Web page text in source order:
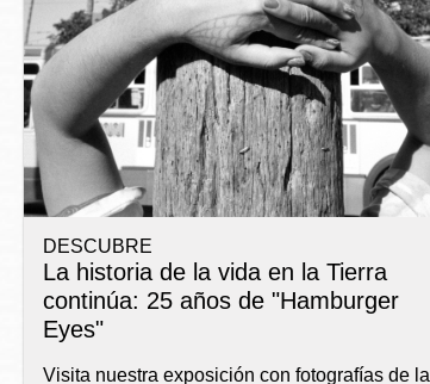
Ocean View
Biblioteca
Ambulante OMI
Ortega
Richmond
Sunset
Treasure Island
DESCUBRE
La historia de la vida en la Tierra
continúa: 25 años de "Hamburger
Eyes"
Visita nuestra exposición con fotografías de la